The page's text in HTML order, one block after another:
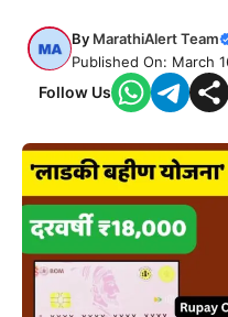
By MarathiAlert Team
Published On: March
Follow Us